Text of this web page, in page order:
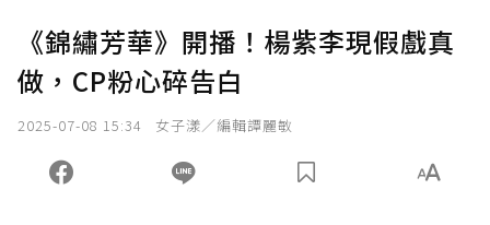
《錦繡芳華》開播！楊紫李現假戲真
做，CP粉心碎告白
2025-07-08 15:34 女子漾／編輯譚麗敏